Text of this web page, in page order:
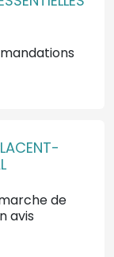
de
avis